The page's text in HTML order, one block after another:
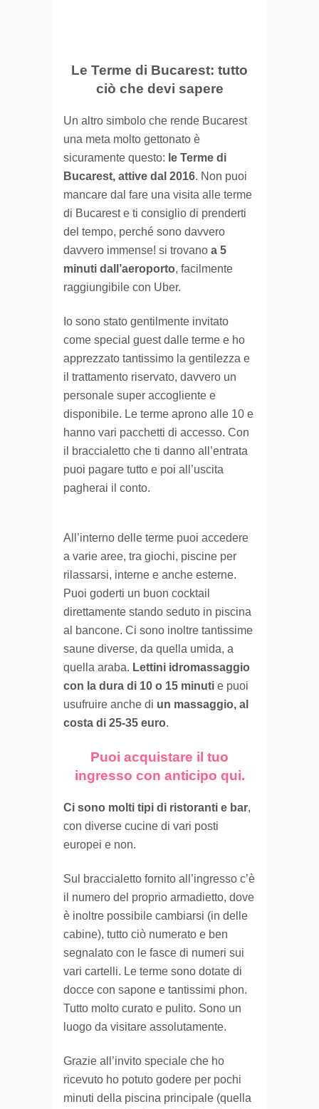
Le Terme di Bucarest: tutto
ciò che devi sapere
Un altro simbolo che rende Bucarest
una meta molto gettonato è
sicuramente questo: le Terme di
Bucarest, attive dal 2016. Non puoi
mancare dal fare una visita alle terme
di Bucarest e ti consiglio di prenderti
del tempo, perché sono davvero
davvero immense! si trovano a 5
minuti dall’aeroporto, facilmente
raggiungibile con Uber.
Io sono stato gentilmente invitato
come special guest dalle terme e ho
apprezzato tantissimo la gentilezza e
il trattamento riservato, davvero un
personale super accogliente e
disponibile. Le terme aprono alle 10 e
hanno vari pacchetti di accesso. Con
il braccialetto che ti danno all’entrata
puoi pagare tutto e poi all’uscita
pagherai il conto.
All’interno delle terme puoi accedere
a varie aree, tra giochi, piscine per
rilassarsi, interne e anche esterne.
Puoi goderti un buon cocktail
direttamente stando seduto in piscina
al bancone. Ci sono inoltre tantissime
saune diverse, da quella umida, a
quella araba. Lettini idromassaggio
con la dura di 10 o 15 minuti e puoi
usufruire anche di un massaggio, al
costa di 25-35 euro.
Puoi acquistare il tuo
ingresso con anticipo qui.
Ci sono molti tipi di ristoranti e bar,
con diverse cucine di vari posti
europei e non.
Sul braccialetto fornito all’ingresso c’è
il numero del proprio armadietto, dove
è inoltre possibile cambiarsi (in delle
cabine), tutto ciò numerato e ben
segnalato con le fasce di numeri sui
vari cartelli. Le terme sono dotate di
docce con sapone e tantissimi phon.
Tutto molto curato e pulito. Sono un
luogo da visitare assolutamente.
Grazie all’invito speciale che ho
ricevuto ho potuto godere per pochi
minuti della piscina principale (quella